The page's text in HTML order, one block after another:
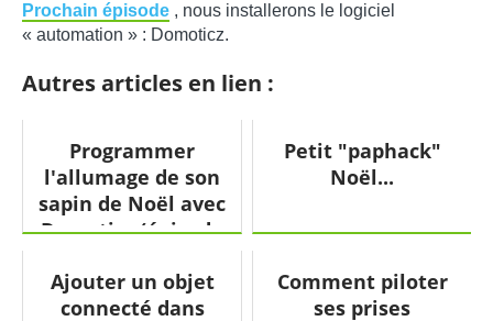
Prochain épisode , nous installerons le logiciel
« automation » : Domoticz.
Autres articles en lien :
Programmer
l'allumage de son
sapin de Noël avec
Domoticz (épisode
Petit "paphack"
Noël...
Ajouter un objet
connecté dans
Comment piloter
ses prises